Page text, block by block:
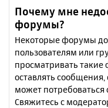
Почему мне
форумы?
Некоторые форумы
пользователям или
просматривать
оставлять
может
Свяжитесь с